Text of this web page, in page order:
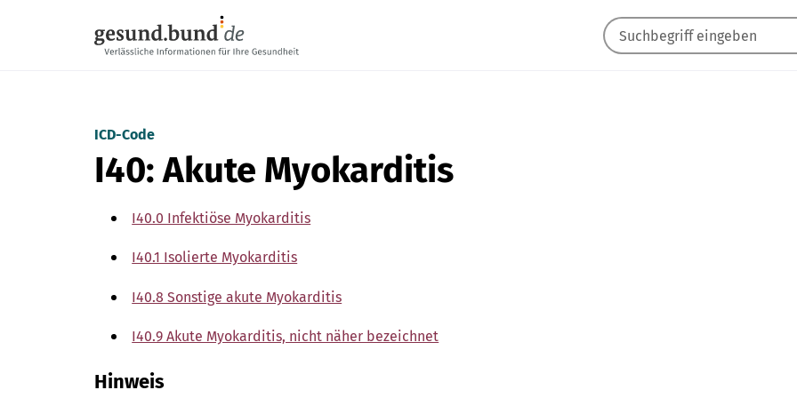
ICD-Code
I40: Akute Myokarditis
I40.0 Infektiöse Myokarditis
I40.1 Isolierte Myokarditis
I40.8 Sonstige akute Myokarditis
I40.9 Akute Myokarditis, nicht näher bezeichnet
Hinweis